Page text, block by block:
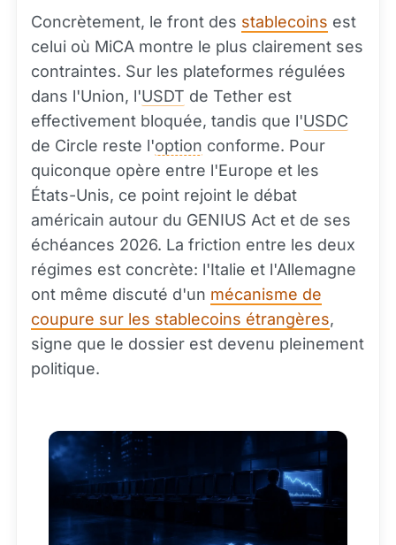
Concrètement, le front des stablecoins est
celui où MiCA montre le plus clairement ses
contraintes. Sur les plateformes régulées
dans l'Union, l'USDT de Tether est
effectivement bloquée, tandis que l'USDC
de Circle reste l'option conforme. Pour
quiconque opère entre l'Europe et les
États-Unis, ce point rejoint le débat
américain autour du GENIUS Act et de ses
échéances 2026. La friction entre les deux
régimes est concrète: l'Italie et l'Allemagne
ont même discuté d'un mécanisme de
coupure sur les stablecoins étrangères,
signe que le dossier est devenu pleinement
politique.